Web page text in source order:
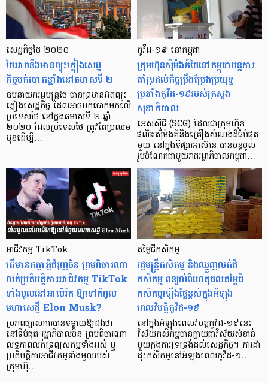
សេដ្ឋកិច្ចថៃ ២០២០
ថៃអាចនឹងមានព្យុះភ្លៀងសេដ្ឋ
កិច្ចបក់បោកខ្លាំងនៅឆមាសទី ២
ឧបនាយករដ្ឋមន្រ្តីថៃ បានព្រមានអំពីព្យុះ
ភ្លៀងសេដ្ឋកិច្ច ដែលអាចបក់បោកមកលើ
ប្រទេសថៃ នៅក្នុងឆមាសទី ២ ឆ្នាំ
២០២០ ដែលប្រទេសថៃ ត្រូវតែប្រឈម
មុខដើម្បី…
កូវីដ-១៩ នៅកម្ពុជា
ក្រុមហ៊ុន​ស៊ីម៉ងត៍ថៃនៅកម្ពុជា​បន្ត​ការ​
គាំទ្រដល់​កិច្ចប្រឹងប្រែងប្រយុទ្ធ
ប្រឆាំងកូវីដ-១៩​របស់​ក្រសួង
សុខាភិបាល
អេសស៊ីជី (SCG) ដែលជាក្រុមហ៊ុន
ផលិតស៊ីម៉ងត៍និងគ្រឿងសំណង់ដ៏ធំបំផុត
មួយ នៅក្នុងទីផ្សារអាស៊ាន បានបន្តចូល
រួមចំណែកជាមួយរាជរដ្ឋាភិបាលកម្ពុជា…
អាជីវកម្ម TikTok
តើមានកត្តាអ្វីជំរុញចិន ព្រមពិចារណា
លក់ប្រតិបត្តិការអាជីវកម្ម TikTok
ទាំងមូលនៅអាម៉េរិក ឱ្យទៅកំពូល
មហាសេដ្ឋី Elon Musk?
ប្រភពច្បាស់ការបានទម្លាយឱ្យដឹងថា
នៅទីបំផុត រដ្ឋាភិបាលចិន ព្រមពិចារណា
លទ្ធភាពលក់ទ្រព្យសកម្មទាំងអស់ ឬ
ប្រតិបត្តិការអាជីវកម្មទាំងមូលរបស់
ក្រុមហ៊ុ…
តម្លៃជីកសិកម្ម
រដ្ឋមន្ត្រីកសិកម្ម និងឈ្មួញលក់ជី
កសិកម្ម ពន្យល់ពីហេតុផលតម្លៃជី
កសិកម្មឡើងថ្លៃខ្ពស់ក្នុងអំឡុង
ពេលវិបត្តិកូវីដ-១៩
នៅក្នុងអំឡុងពេលវិបត្តិកូវីដ-១៩នេះ
វិស័យកសិកម្មបានក្លាយជាវិស័យសំខាន់
មួយក្នុងការទ្រទ្រង់ដល់សេដ្ឋកិច្ច។ ការដាំ
ដុះកសិកម្មនៅអំឡុងពេលកូវីដ-១…